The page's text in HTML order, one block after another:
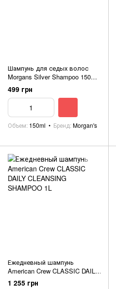
Шампунь для седых волос
Morgans Silver Shampoo 150ml
Tube(Новинка)
499 грн
Объем 150ml Бренд Morgan's
Ежедневный шампунь
American Crew CLASSIC DAILY
CLEANSING SHAMPOO 1L
1 255 грн